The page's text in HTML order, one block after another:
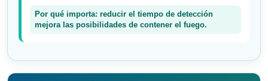
Por qué importa: reducir el tiempo de detección
mejora las posibilidades de contener el fuego.